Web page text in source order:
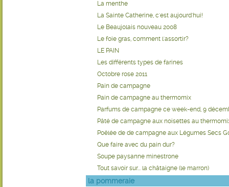
La menthe
La Sainte Catherine, c'est aujourd'hui!
Le Beaujolais nouveau 2008
Le foie gras, comment l'assortir?
LE PAIN
Les différents types de farines
Octobre rose 2011
Pain de campagne
Pain de campagne au thermomix
Parfums de campagne ce week-end, 9
Pâté de campagne aux noisettes au
Poêlée de de campagne aux Légumes Secs
Que faire avec du pain dur?
Soupe paysanne minestrone
Tout savoir sur... la châtaigne (le marron)
la pommeraie